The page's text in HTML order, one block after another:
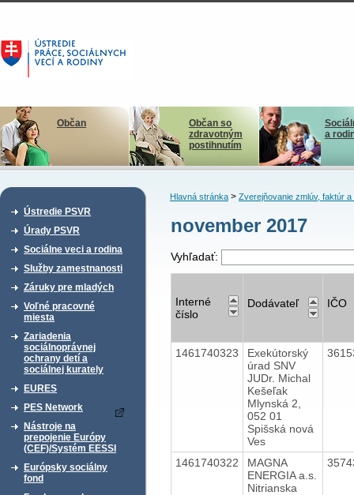
Občan
Občan so
zdravotným
postihnutím
a
Ústredie PSVR
Úrady PSVR
Sociálne veci a rodina
Služby zamestnanosti
Záruky pre mladých
Voľné pracovné
miesta
Zariadenia
sociálnoprávnej
ochrany detí a
sociálnej kurately
EURES
PES Network
Nástroje na
prepojenie Európy
(CEF)/Systém EESSI
Európsky sociálny
fond
Hlavná stránka> Zverejňovanie zmlúv, faktúr a
november 2017
Vyhľadať:
Interné
číslo
Dodávateľ IČO
1461740323
Exekútorský
úrad SNV
JUDr. Michal
Kešeľak
Mlynská 2,
052 01
Spišská nová
Ves
1461740322
MAGNA
ENERGIA a.s.
Nitrianska